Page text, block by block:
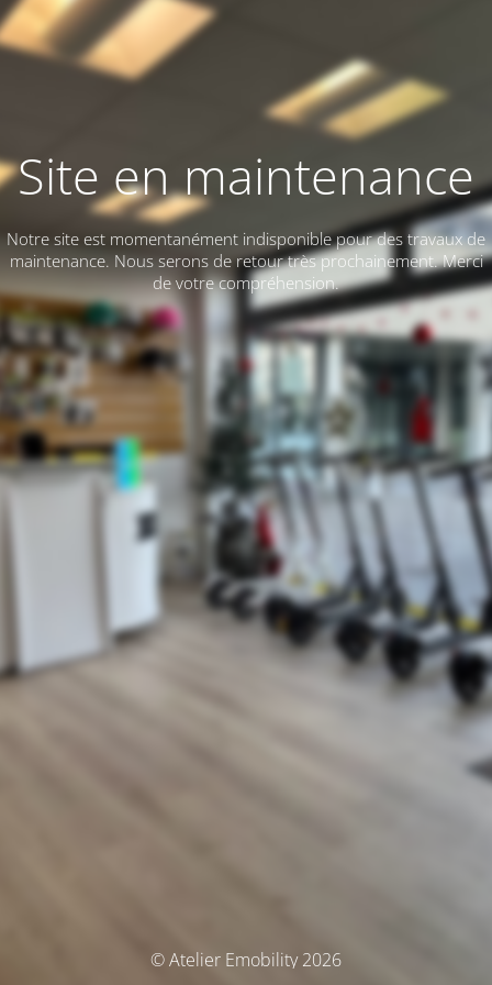
Site en maintenance
Notre site est momentanément indisponible pour des travaux de
maintenance. Nous serons de retour très prochainement. Merci
de votre compréhension.
© Atelier Emobility 2026